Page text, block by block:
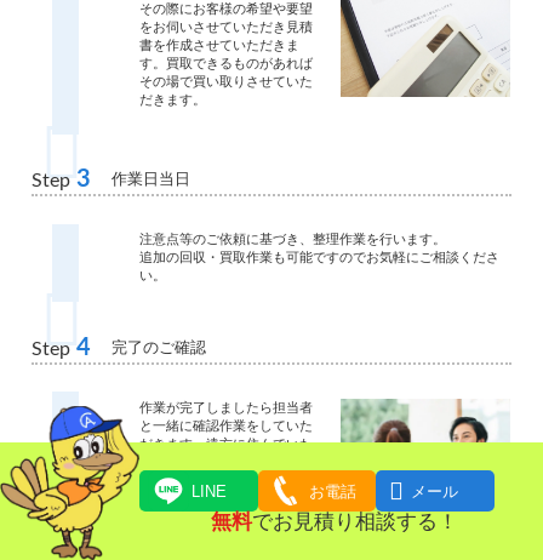
その際にお客様の希望や要望
をお伺いさせていただき見積
書を作成させていただきま
す。買取できるものがあれば
その場で買い取りさせていた
だきます。
Step 3 作業日当日
注意点等のご依頼に基づき、整理作業を行います。
追加の回収・買取作業も可能ですのでお気軽にご相談くださ
い。
Step 4 完了のご確認
作業が完了しましたら担当者
と一緒に確認作業をしていた
だきます。遠方に住んでいた
に関しては写真での確認作業
も可能です。
ご確認が終わりましたら、お
引渡し、清算となります。
LINE お電話  メール
無料でお見積り相談する！